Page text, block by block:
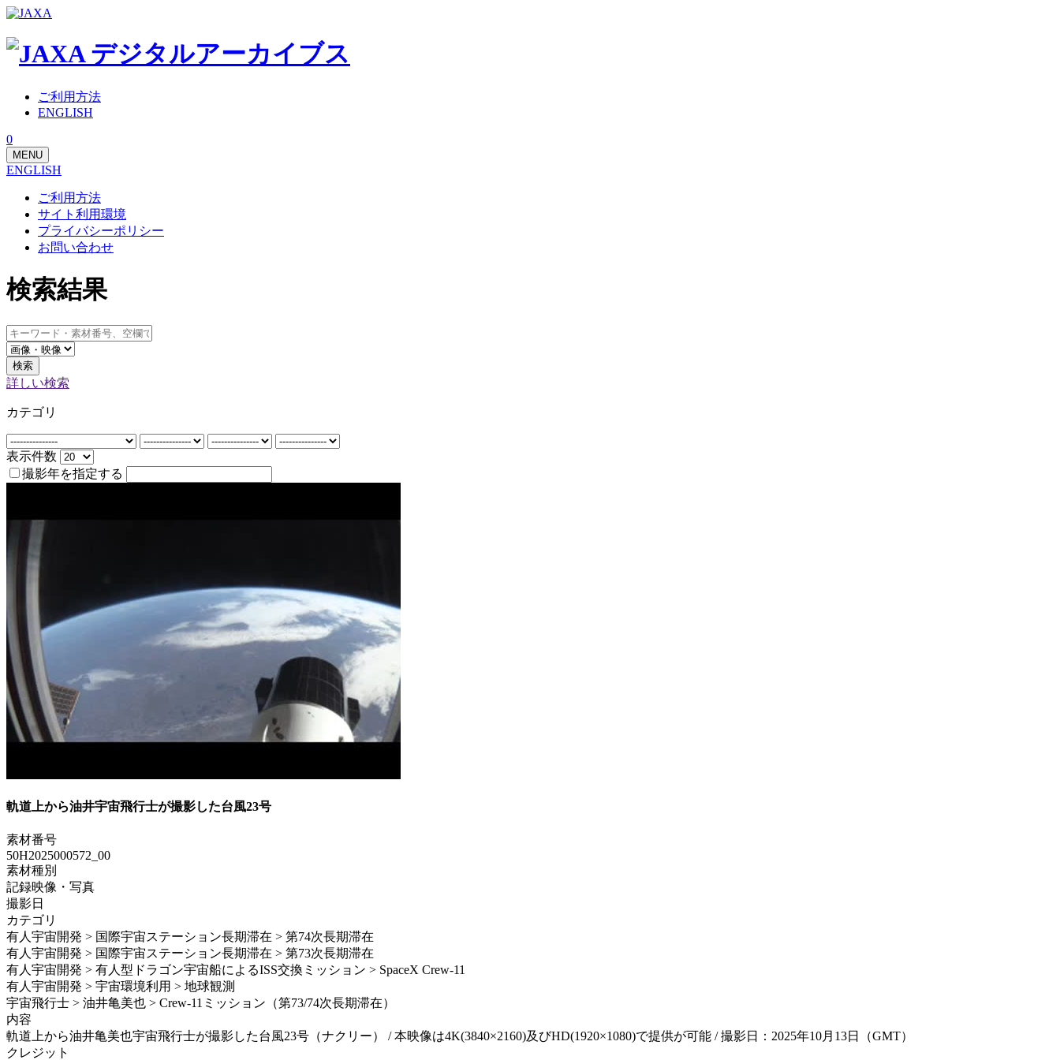
ご利用方法
ENGLISH
0
MENU
ENGLISH
ご利用方法
サイト利用環境
プライバシーポリシー
お問い合わせ
検索結果
検索
詳しい検索
カテゴリ
表示件数
撮影年を指定する
軌道上から油井宇宙飛行士が撮影した台風23号
素材番号
50H2025000572_00
素材種別
記録映像・写真
撮影日
カテゴリ
有人宇宙開発 > 国際宇宙ステーション長期滞在 > 第74次長期滞在
有人宇宙開発 > 国際宇宙ステーション長期滞在 > 第73次長期滞在
有人宇宙開発 > 有人型ドラゴン宇宙船によるISS交換ミッション > SpaceX Crew-11
有人宇宙開発 > 宇宙環境利用 > 地球観測
宇宙飛行士 > 油井亀美也 > Crew-11ミッション（第73/74次長期滞在）
内容
軌道上から油井亀美也宇宙飛行士が撮影した台風23号（ナクリー） / 本映像は4K(3840×2160)及びHD(1920×1080)で提供が可能 / 撮影日：2025年10月13日（GMT）
クレジット